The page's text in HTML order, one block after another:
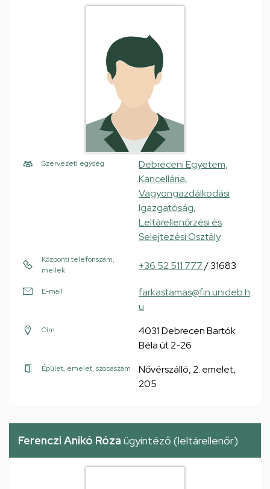
Szervezeti egység
Debreceni Egyetem,
Kancellária,
Vagyongazdálkodási
Igazgatóság,
Leltárellenőrzési és
Selejtezési Osztály
Központi telefonszám,
mellék
+36 52 511 777/ 31683
E-mail
farkastamas@fin.unideb.h
u
Cím
4031 Debrecen Bartók
Béla út 2-26
Épület, emelet, szobaszám
Nővérszálló, 2. emelet,
205
Ferenczi Anikó Róza ügyintéző (leltárellenőr)